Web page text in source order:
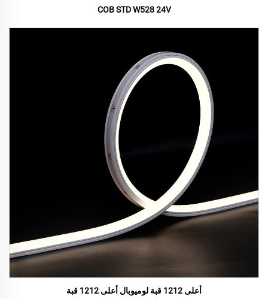
COB STD W528 24V
أعلى 1212 قبة لوميوبال أعلى 1212 قبة